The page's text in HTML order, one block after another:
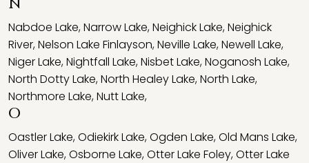
Nabdoe Lake,Narrow Lake,Neighick Lake,Neighick
River,Nelson Lake Finlayson,Neville Lake,Newell Lake,
Niger Lake,Nightfall Lake,Nisbet Lake,Noganosh Lake,
North Dotty Lake,North Healey Lake,North Lake,
Northmore Lake,Nutt Lake,
O
Oastler Lake,Odiekirk Lake,Ogden Lake,Old Mans Lake,
Oliver Lake,Osborne Lake,Otter Lake Foley,Otter Lake